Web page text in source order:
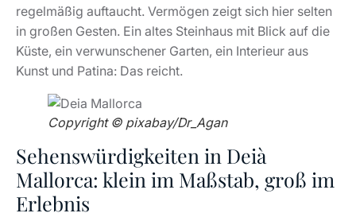
regelmäßig auftaucht. Vermögen zeigt sich hier selten
in großen Gesten. Ein altes Steinhaus mit Blick auf die
Küste, ein verwunschener Garten, ein Interieur aus
Kunst und Patina: Das reicht.
Copyright © pixabay/Dr_Agan
Sehenswürdigkeiten in Deià
Mallorca: klein im Maßstab, groß im
Erlebnis